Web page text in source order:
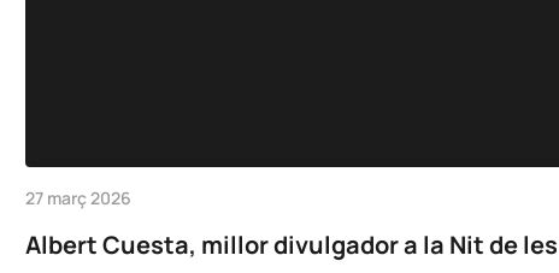
27 març 2026
Albert Cuesta, millor divulgador a la Nit de